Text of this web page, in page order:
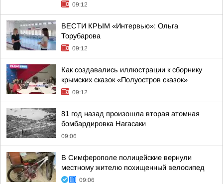
09:12
ВЕСТИ КРЫМ «Интервью»: Ольга
Торубарова
09:12
Как создавались иллюстрации к сборнику
крымских сказок «Полуостров сказок»
09:12
81 год назад произошла вторая атомная
бомбардировка Нагасаки
09:06
В Симферополе полицейские вернули
местному жителю похищенный велосипед
09:06